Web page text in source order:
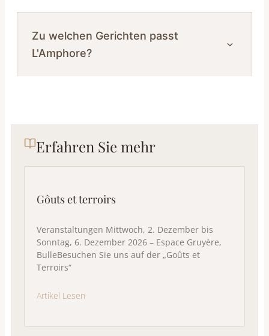
Zu welchen Gerichten passt
L'Amphore?
Erfahren Sie mehr
Gôuts et terroirs
Veranstaltungen Mittwoch, 2. Dezember bis
Sonntag, 6. Dezember 2026 – Espace Gruyère,
BulleBesuchen Sie uns auf der „Goûts et
Terroirs“
Artikel Lesen